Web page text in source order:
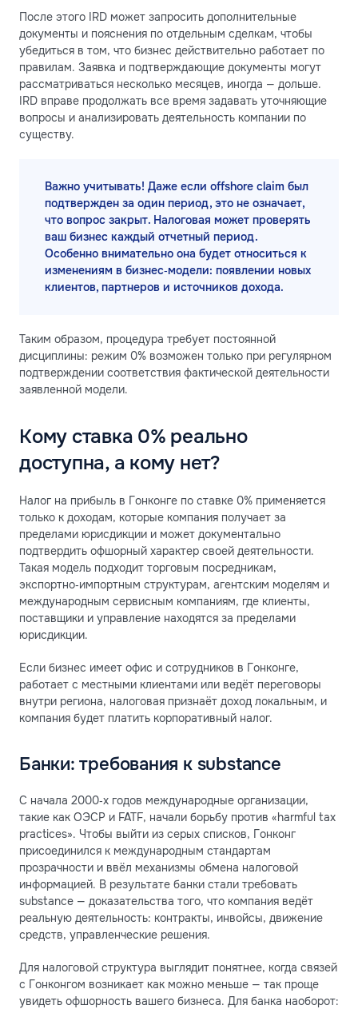
После этого IRD может запросить дополнительные
документы и пояснения по отдельным сделкам, чтобы
убедиться в том, что бизнес действительно работает по
правилам. Заявка и подтверждающие документы могут
рассматриваться несколько месяцев, иногда — дольше.
IRD вправе продолжать все время задавать уточняющие
вопросы и анализировать деятельность компании по
существу.
Важно учитывать! Даже если offshore claim был
подтвержден за один период, это не означает,
что вопрос закрыт. Налоговая может проверять
ваш бизнес каждый отчетный период.
Особенно внимательно она будет относиться к
изменениям в бизнес‑модели: появлении новых
клиентов, партнеров и источников дохода.
Таким образом, процедура требует постоянной
дисциплины: режим 0% возможен только при регулярном
подтверждении соответствия фактической деятельности
заявленной модели.
Кому ставка 0% реально
доступна, а кому нет?
Налог на прибыль в Гонконге по ставке 0% применяется
только к доходам, которые компания получает за
пределами юрисдикции и может документально
подтвердить офшорный характер своей деятельности.
Такая модель подходит торговым посредникам,
экспортно‑импортным структурам, агентским моделям и
международным сервисным компаниям, где клиенты,
поставщики и управление находятся за пределами
юрисдикции.
Если бизнес имеет офис и сотрудников в Гонконге,
работает с местными клиентами или ведёт переговоры
внутри региона, налоговая признаёт доход локальным, и
компания будет платить корпоративный налог.
Банки: требования к substance
С начала 2000‑х годов международные организации,
такие как ОЭСР и FATF, начали борьбу против «harmful tax
practices». Чтобы выйти из серых списков, Гонконг
присоединился к международным стандартам
прозрачности и ввёл механизмы обмена налоговой
информацией. В результате банки стали требовать
substance — доказательства того, что компания ведёт
реальную деятельность: контракты, инвойсы, движение
средств, управленческие решения.
Для налоговой структура выглядит понятнее, когда связей
с Гонконгом возникает как можно меньше — так проще
увидеть офшорность вашего бизнеса. Для банка наоборот: